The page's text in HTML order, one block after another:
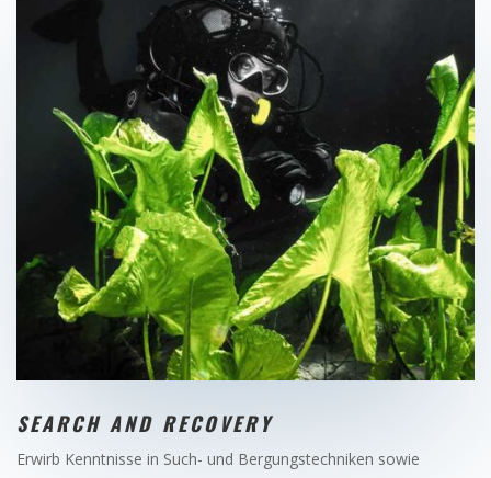
SEARCH AND RECOVERY
Erwirb Kenntnisse in Such- und Bergungstechniken sowie